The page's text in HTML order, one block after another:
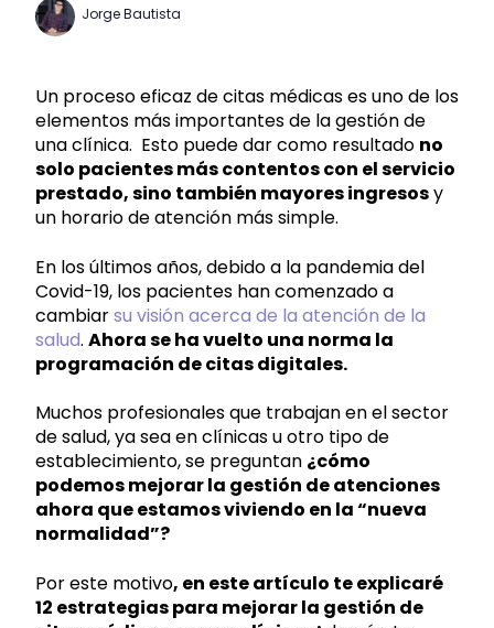
Jorge Bautista
Un proceso eficaz de citas médicas es uno de los
elementos más importantes de la gestión de
una clínica. Esto puede dar como resultado no
solo pacientes más contentos con el servicio
prestado, sino también mayores ingresosy
un horario de atención más simple.
En los últimos años, debido a la pandemia del
Covid-19, los pacientes han comenzado a
cambiarsu visión acerca de la atención de la
salud. Ahora se ha vuelto una norma la
programación de citas digitales.
Muchos profesionales que trabajan en el sector
de salud, ya sea en clínicas u otro tipo de
establecimiento, se preguntan ¿cómo
podemos mejorar la gestión de atenciones
ahora que estamos viviendo en la “nueva
normalidad”?
Por este motivo, en este artículo te explicaré
12 estrategias para mejorar la gestión de